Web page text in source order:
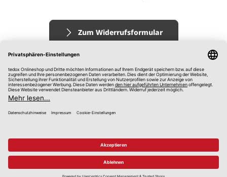
Zum Widerrufsformular
© 2026 tedox KG
Impressum
AGB
Datenschutz
Hinweisgebersystem